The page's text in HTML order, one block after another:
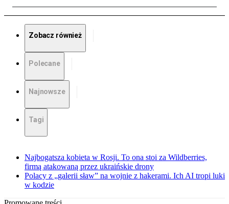
Zobacz również
Polecane
Najnowsze
Tagi
Najbogatsza kobieta w Rosji. To ona stoi za Wildberries,
firmą atakowaną przez ukraińskie drony
Polacy z „galerii sław” na wojnie z hakerami. Ich AI tropi luki
w kodzie